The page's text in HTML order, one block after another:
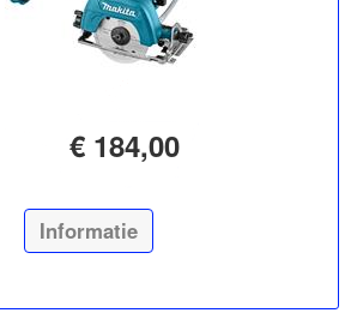
€ 184,00
Informatie